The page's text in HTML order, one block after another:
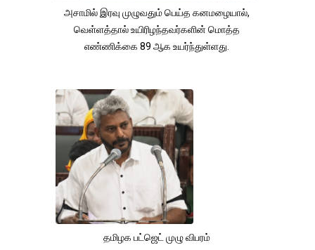
அசாமில் இரவு முழுவதும் பெய்த கனமழையால்,
வெள்ளத்தால் உயிரிழந்தவர்களின் மொத்த
எண்ணிக்கை 89 ஆக உயர்ந்துள்ளது.
தமிழக பட்ஜெட் முழு விபரம்